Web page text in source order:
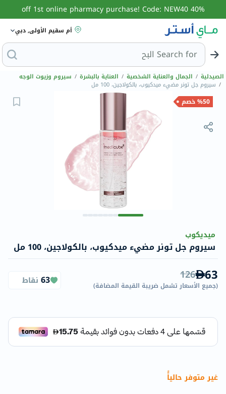
40% off 1st online pharmacy purchase! Code: NEW40
أم سقيم الأولى, دبي
Search for البحث عن مزيل عرق
الصيدلية / الجمال والعناية الشخصية / العناية بالبشرة / سيروم وزيوت الوجه
/ سيروم جل تونر مضيء ميدكيوب، بالكولاجين، 100 مل
%50 خصم
ميديكوب
سيروم جل تونر مضيء ميدكيوب، بالكولاجين، 100 مل
63
126
(جميع الأسعار تشمل ضريبة القيمة المضافة)
63 نقاط
غير متوفر حالياًً